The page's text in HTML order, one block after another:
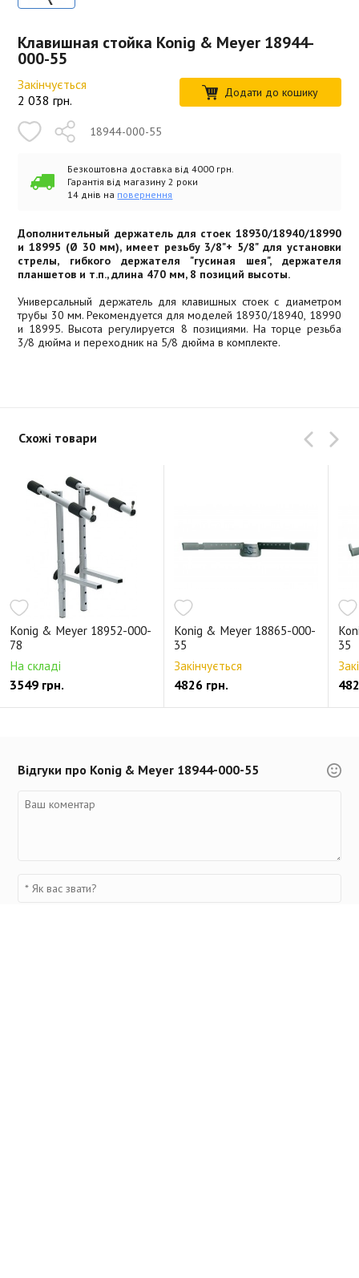
Клавишная стойка Konig & Meyer 18944-
000-55
Закінчується
2 038 грн. Додати до кошику
18944-000-55
Безкоштовна доставка від 4000 грн.
Гарантія від магазину 2 роки
14 днів на повернення
Дополнительный держатель для стоек 18930/18940/18990
и 18995 (Ø 30 мм), имеет резьбу 3/8"+ 5/8" для установки
стрелы, гибкого держателя "гусиная шея", держателя
планшетов и т.п., длина 470 мм, 8 позиций высоты.
Универсальный держатель для клавишных стоек с диаметром
трубы 30 мм. Рекомендуется для моделей 18930/18940, 18990
и 18995. Высота регулируется 8 позициями. На торце резьба
3/8 дюйма и переходник на 5/8 дюйма в комплекте.
Схожі товари
Konig & Meyer 18952-000-
78
На складі
3549 грн.
Konig & Meyer 18865-000-
35
Закінчується
4826 грн.
35
Відгуки про Konig & Meyer 18944-000-55